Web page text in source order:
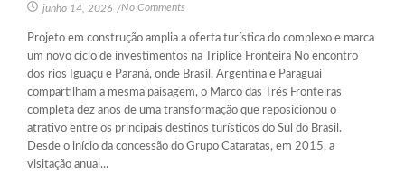
junho 14, 2026 /No Comments
Projeto em construção amplia a oferta turística do complexo e marca
um novo ciclo de investimentos na Tríplice Fronteira No encontro
dos rios Iguaçu e Paraná, onde Brasil, Argentina e Paraguai
compartilham a mesma paisagem, o Marco das Três Fronteiras
completa dez anos de uma transformação que reposicionou o
atrativo entre os principais destinos turísticos do Sul do Brasil.
Desde o início da concessão do Grupo Cataratas, em 2015, a
visitação anual...